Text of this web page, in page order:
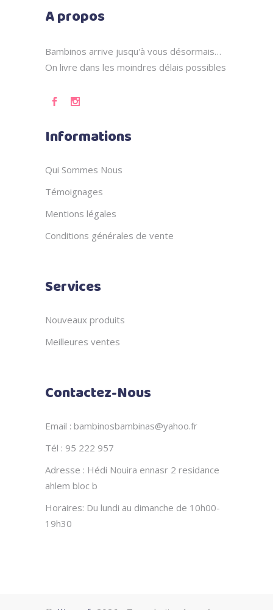
A propos
Bambinos arrive jusqu'à vous désormais…
On livre dans les moindres délais possibles
Informations
Qui Sommes Nous
Témoignages
Mentions légales
Conditions générales de vente
Services
Nouveaux produits
Meilleures ventes
Contactez-Nous
Email : bambinosbambinas@yahoo.fr
Tél : 95 222 957
Adresse : Hédi Nouira ennasr 2 residance
ahlem bloc b
Horaires: Du lundi au dimanche de 10h00-
19h30